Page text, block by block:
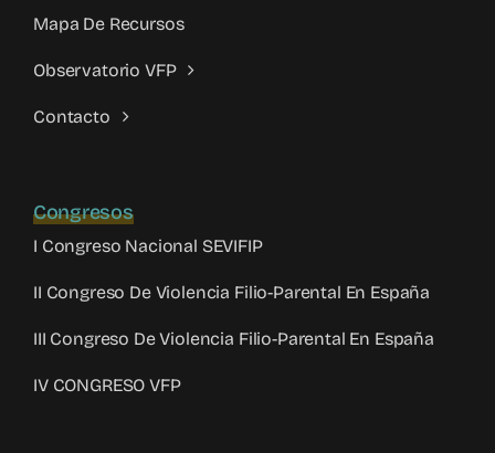
Mapa De Recursos
Observatorio VFP
Contacto
Congresos
I Congreso Nacional SEVIFIP
II Congreso De Violencia Filio-Parental En España
III Congreso De Violencia Filio-Parental En España
IV CONGRESO VFP